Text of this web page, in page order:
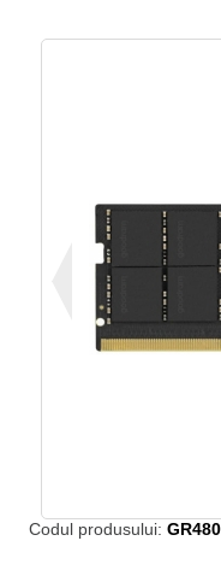
Codul produsului: